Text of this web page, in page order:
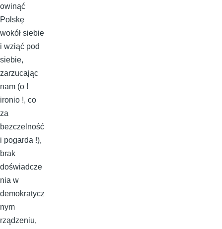
owinąć
Polskę
wokół siebie
i wziąć pod
siebie,
zarzucając
nam (o !
ironio !, co
za
bezczelność
i pogarda !),
brak
doświadcze
nia w
demokratycz
nym
rządzeniu,